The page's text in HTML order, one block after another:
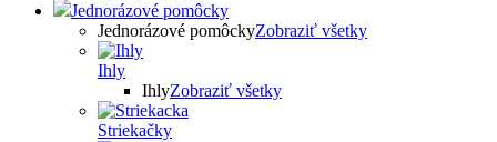
Jednorázové pomôcky
Jednorázové pomôckyZobraziť všetky
Ihly
IhlyZobraziť všetky
Striekačky